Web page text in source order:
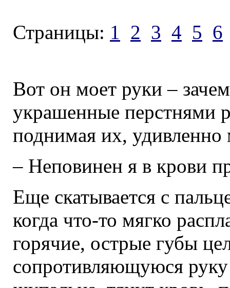
Страницы: 1 2 3 4 5 6
Вот он моет руки –
украшенные перстнями
поднимая их,
– Неповинен я в крови
Еще скатывается с
когда что-то мягко
горячие, острые губы
сопротивляющуюся